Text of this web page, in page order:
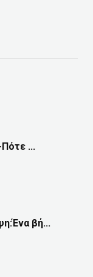
Πότε ...
βή...